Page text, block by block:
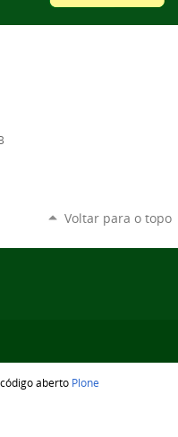
Voltar para o topo
aberto Plone